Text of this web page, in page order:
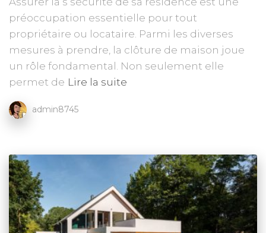
préoccupation essentielle pour tout
propriétaire ou locataire. Parmi les diverses
mesures à prendre, la clôture de maison joue
un rôle fondamental. Non seulement elle
permet de Lire la suite
admin8745